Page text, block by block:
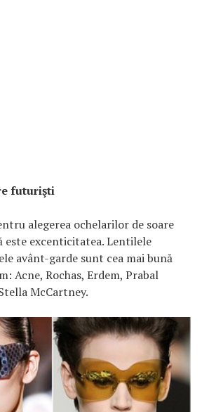
futurişti
alegerea ochelarilor de soare
excenticitatea. Lentilele
avânt-garde sunt cea mai bună
Acne, Rochas, Erdem, Prabal
McCartney.